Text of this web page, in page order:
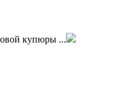
купюры ...